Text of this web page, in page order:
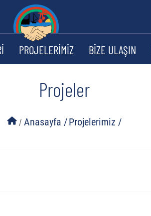
PROJELERİMİZ BİZE ULAŞIN
Projeler
/ Anasayfa /Projelerimiz /